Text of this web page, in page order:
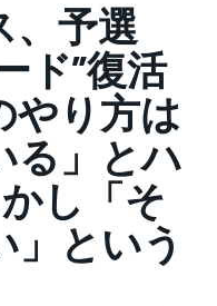
、予選
ド”復活
やり方は
る」とハ
し「そ
」という